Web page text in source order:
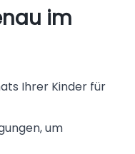
im
Ihrer Kinder für
um